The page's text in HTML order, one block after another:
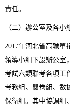
責任。
（二）辦公室及各小
2017年河北省高職單
領導小組下設辦公室
考試六類聯考各項工
考務組、閱卷組、數
保衛組。其中協調組